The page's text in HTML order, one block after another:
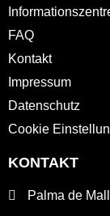
FAQ
Kontakt
Impressum
Datenschutz
Cookie
KONTAKT
Palma de